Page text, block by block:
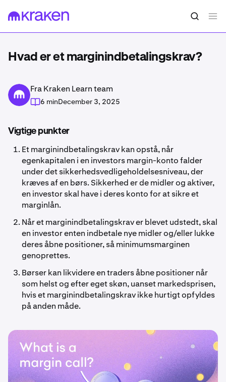
Hvad er et marginindbetalingskrav?
Fra Kraken Learn team
6 minDecember 3, 2025
Vigtige punkter
Et marginindbetalingskrav kan opstå, når
egenkapitalen i en investors margin-konto falder
under det sikkerhedsvedligeholdelsesniveau, der
kræves af en børs. Sikkerhed er de midler og aktiver,
en investor skal have i deres konto for at sikre et
marginlån.
Når et marginindbetalingskrav er blevet udstedt, skal
en investor enten indbetale nye midler og/eller lukke
deres åbne positioner, så minimumsmarginen
genoprettes.
Børser kan likvidere en traders åbne positioner når
som helst og efter eget skøn, uanset markedsprisen,
hvis et marginindbetalingskrav ikke hurtigt opfyldes
på anden måde.